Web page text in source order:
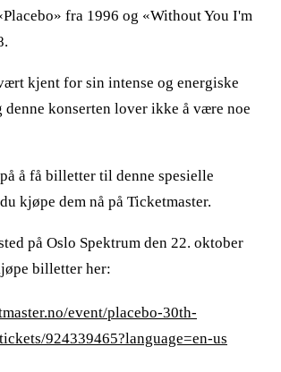
fra 1996 og «Without You I'm
kjent for sin intense og energiske
denne konserten lover ikke å være noe
å få billetter til denne spesielle
kjøpe dem nå på Ticketmaster.
på Oslo Spektrum den 22. oktober
billetter her:
event/placebo-30th-
924339465?language=en-us